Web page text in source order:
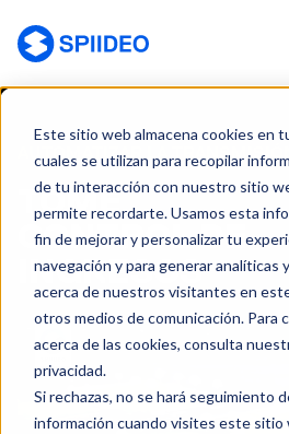
Este sitio web almacena cookies en
cuales se utilizan para recopilar
de tu interacción con nuestro sitio
permite recordarte. Usamos esta
fin de mejorar y personalizar tu
navegación y para generar analíticas
acerca de nuestros visitantes en
otros medios de comunicación. Para
acerca de las cookies, consulta
privacidad.
Si rechazas, no se hará seguimiento
información cuando visites este sitio
AUTOMATIZAR LA
TOME
CONTROL DE
INGRESOS